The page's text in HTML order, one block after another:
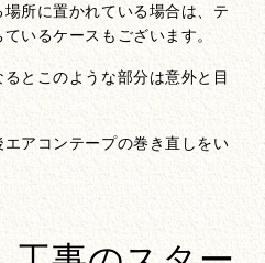
所に置かれている場合は、テ
いるケースもございます。
とこのような部分は意外と目
アコンテープの巻き直しをい